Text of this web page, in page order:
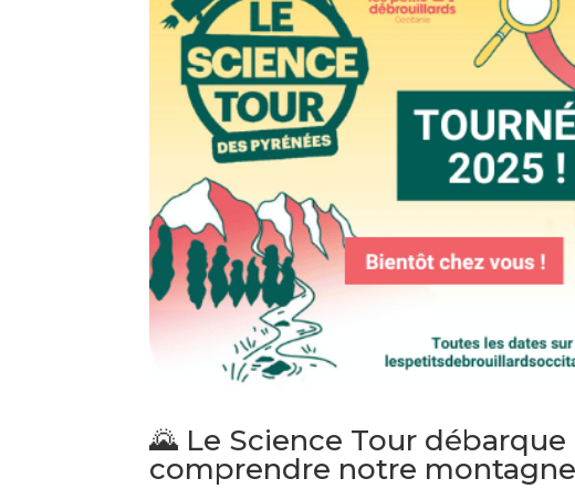
🌄 Le Science Tour
comprendre notre montagne